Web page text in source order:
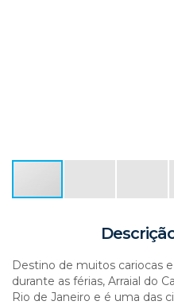
Destino de muitos cariocas
durante as férias, Arraial do
Rio de Janeiro e é uma das